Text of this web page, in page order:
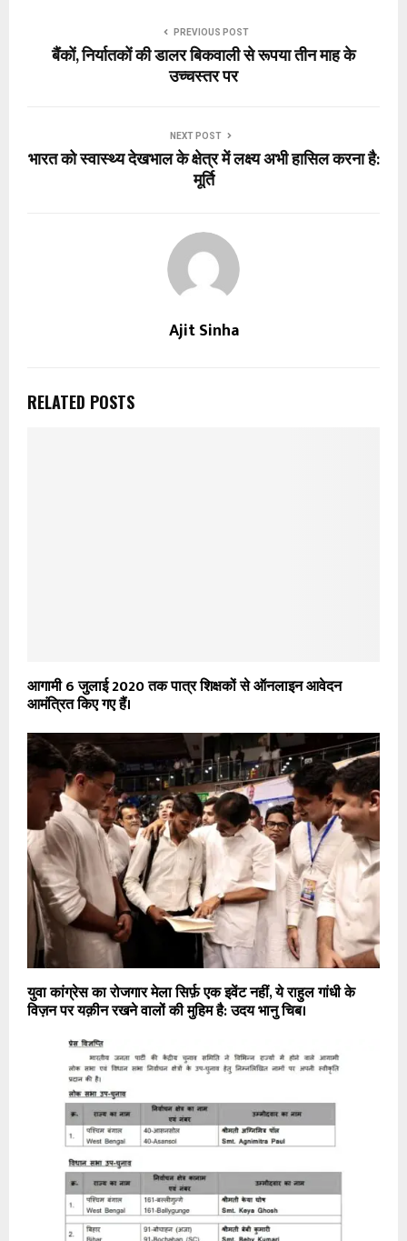
PREVIOUS POST
बैंकों, निर्यातकों की डालर बिकवाली से रूपया तीन माह के
उच्चस्तर पर
NEXT POST
भारत को स्वास्थ्य देखभाल के क्षेत्र में लक्ष्य अभी हासिल करना है:
मूर्ति
Ajit Sinha
RELATED POSTS
आगामी 6 जुलाई 2020 तक पात्र शिक्षकों से ऑनलाइन आवेदन
आमंत्रित किए गए हैं।
युवा कांग्रेस का रोजगार मेला सिर्फ़ एक इवेंट नहीं, ये राहुल गांधी के
विज़न पर यक़ीन रखने वालों की मुहिम है: उदय भानु चिब।